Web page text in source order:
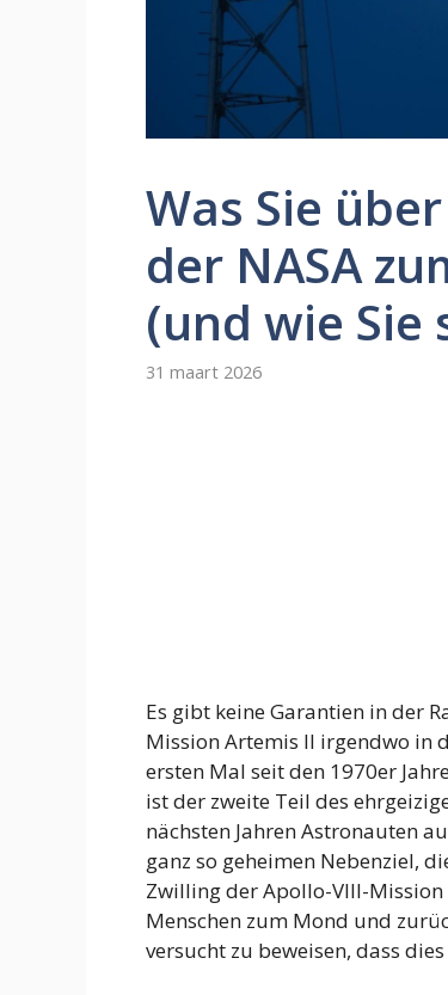
Was Sie
der NASA
(und wie Sie
31 maart 2026
Es gibt keine Garantien in der
Mission Artemis II irgendwo in
ersten Mal seit den 1970er
ist der zweite Teil des
nächsten Jahren Astronauten
ganz so geheimen Nebenziel,
Zwilling der Apollo-VIII-
Menschen zum Mond und
versucht zu beweisen, dass